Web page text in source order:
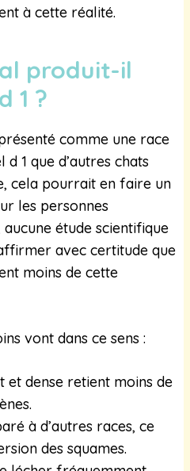
à cette réalité.
produit-il
1 ?
comme une race
1 que d’autres chats
cela pourrait en faire un
les personnes
étude scientifique
avec certitude que
moins de cette
vont dans ce sens :
et dense retient moins de
à d’autres races, ce
des squames.